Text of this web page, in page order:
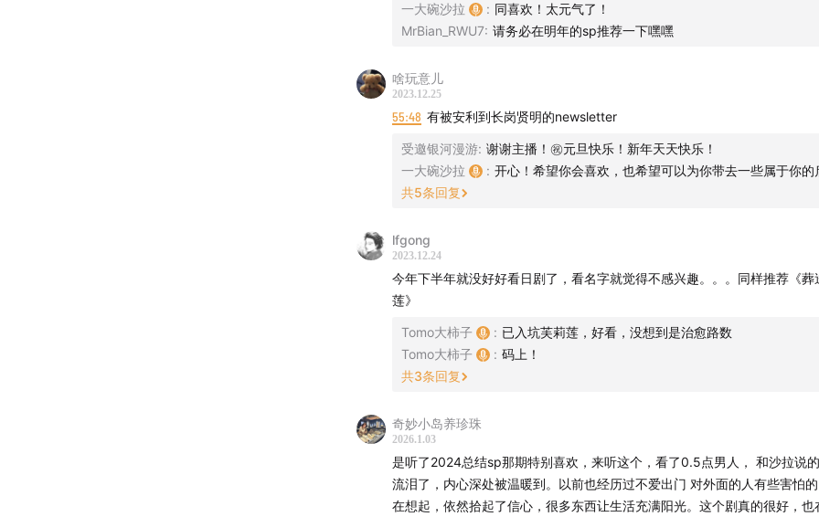
《蓝色巨星》，豆瓣评分 8.5
🔗提及链接
《全世界都在下雨》，读库年会文字实录
封面图片
《重启人生》剧照
🎙主播介绍
Tomo：狂热的漫画爱好者。
沙拉：爱溜达的地球观察员。
片头及片尾音乐
片头：澤田かおり - きのう何食べた
片尾：Bialystocks - 幸せのまわり道
💡 ONE MORE THING
一大碗沙拉 : 同喜欢！太元气了！
MrBian_RWU7: 请务必在明年的sp推荐一下嘿嘿
啥玩意儿
2023.12.25
55:48 有被安利到长岗贤明的newsletter
受邀银河漫游: 谢谢主播！㊗️元旦快乐！新年天天快乐！
一大碗沙拉
: 开心！希望你会喜欢，也希望可以为你带去一些属于你的
共5条回复
lfgong
2023.12.24
今年下半年就没好好看日剧了，看名字就觉得不感兴趣。。。同样推荐《葬
莲》
Tomo大柿子 : 已入坑芙莉莲，好看，没想到是治愈路数
Tomo大柿子
: 码上！
共3条回复
奇妙小岛养珍珠
2026.1.03
是听了2024总结sp那期特别喜欢，来听这个，看了0.5点男人， 和沙拉说
流泪了，内心深处被温暖到。以前也经历过不爱出门 对外面的人有些害怕
在想起，依然拾起了信心，很多东西让生活充满阳光。这个剧真的很好，也